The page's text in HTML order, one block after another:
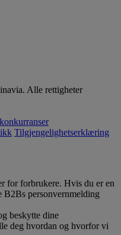
Alle rettigheter
Tilgjengelighetserklæring
for forbrukere. Hvis du er en
B2Bs personvernmelding
beskytte dine
deg hvordan og hvorfor vi